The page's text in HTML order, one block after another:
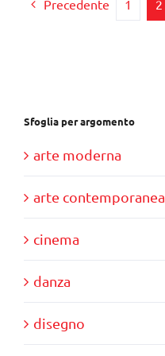
Precedente 1 2
Sfoglia per argomento
arte moderna
arte contemporanea
cinema
danza
disegno